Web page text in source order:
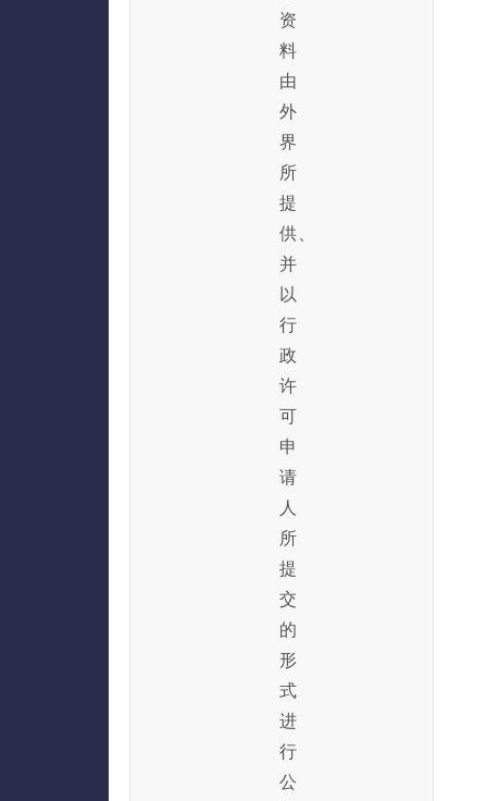
资
料
由
外
界
所
提
供、
并
以
行
政
许
可
申
请
人
所
提
交
的
形
式
进
行
公